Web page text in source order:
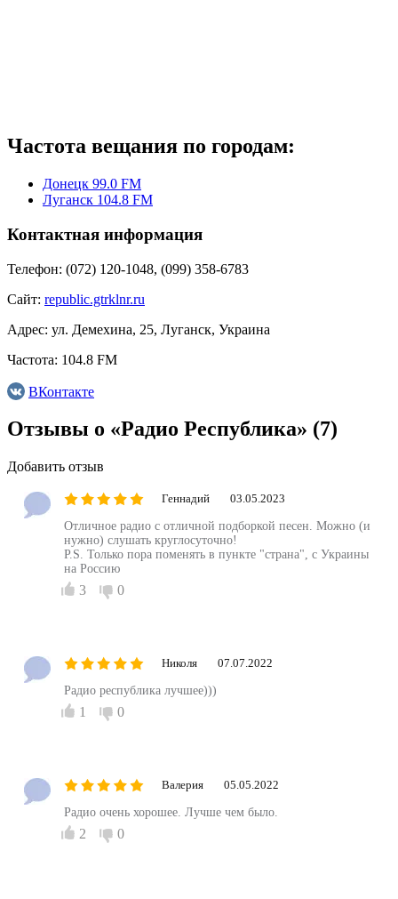
Частота вещания по городам:
Донецк 99.0 FM
Луганск 104.8 FM
Контактная информация
Телефон: (072) 120-1048, (099) 358-6783
Сайт: republic.gtrklnr.ru
Адрес: ул. Демехина, 25, Луганск, Украина
Частота: 104.8 FM
ВКонтакте
Отзывы о «Радио Республика» (7)
Добавить отзыв
Геннадий 03.05.2023
Отличное радио с отличной подборкой песен. Можно (и
нужно) слушать круглосуточно!
P.S. Только пора поменять в пункте "страна", с Украины
на Россию
3 0
Николя 07.07.2022
Радио республика лучшее)))
1 0
Валерия 05.05.2022
Радио очень хорошее. Лучше чем было.
2 0